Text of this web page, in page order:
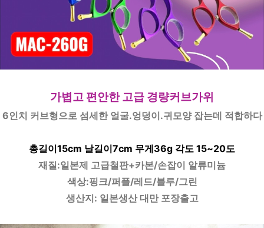
가볍고 편안한 고급 경량커브가위
6인치 커브형으로 섬세한 얼굴.엉덩이.귀모양 잡는데 적합하다
총길이15cm 날길이7cm 무게36g 각도 15~20도
재질:일본제 고급철판+카본/손잡이 알류미늄
색상:핑크/퍼플/레드/블루/그린
생산지: 일본생산 대만 포장출고